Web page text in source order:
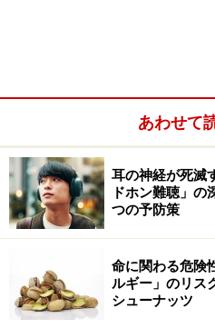
口腔カンジダ症・鵞口
くは自然治癒
口腔カンジダ症・鵞口
は清潔にし感染予防
口腔カンジダ症・鵞
みが出ることも
あわせて
耳の神経が死滅
ドホン難聴」の
つの予防策
命に関わる危険
ルギー」のリス
シューナッツ